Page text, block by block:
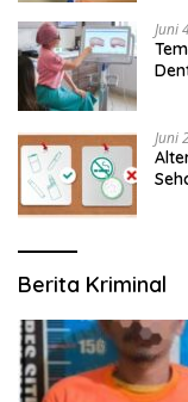
Juni
Juni
Berita Kriminal